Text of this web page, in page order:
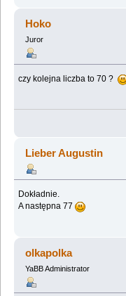
Hoko
Juror
czy kolejna liczba to 70 ?
Lieber Augustin
Dokładnie.
A następna 77
olkapolka
YaBB Administrator